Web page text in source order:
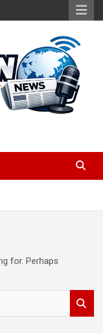
for. Perhaps